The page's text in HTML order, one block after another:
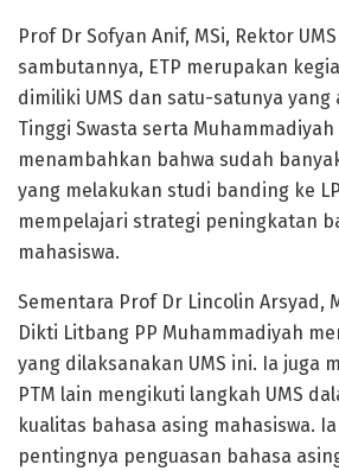
Prof Dr Sofyan Anif, MSi, Rektor
sambutannya, ETP merupakan
dimiliki UMS dan satu-satunya yang
Tinggi Swasta serta
menambahkan bahwa sudah
yang melakukan studi banding ke
mempelajari strategi peningkatan
mahasiswa.
Sementara Prof Dr Lincolin Arsyad,
Dikti Litbang PP Muhammadiyah
yang dilaksanakan UMS ini. Ia juga
PTM lain mengikuti langkah UMS
kualitas bahasa asing mahasiswa.
pentingnya penguasan bahasa